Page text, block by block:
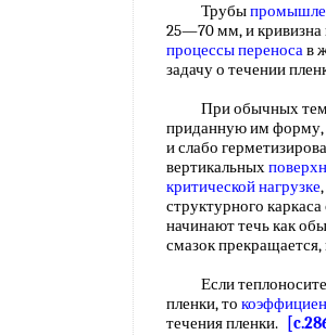
Трубы
25—70 мм, и кривизна
процессы переносав
задачу о течении
При обычных
приданную им форму,
и слабо
вертикальных
критической нагрузке
структурного
начинают течь как
смазок
Если
пленки, то
течения пленки.